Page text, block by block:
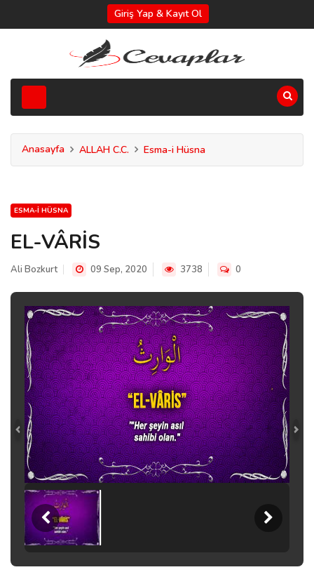
Giriş Yap & Kayıt Ol
Anasayfa ALLAH C.C. Esma-i Hüsna
ESMA-I HÜSNA
EL-VÂRİS
Ali Bozkurt 09 Sep, 2020 3738 0